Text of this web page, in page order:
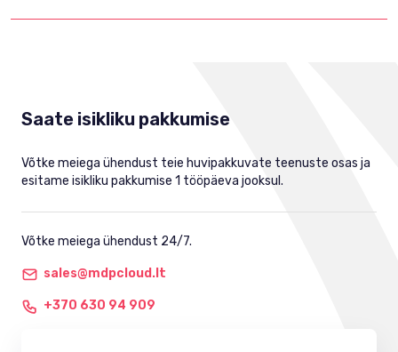
Saate isikliku pakkumise
Võtke meiega ühendust teie huvipakkuvate teenuste osas ja
esitame isikliku pakkumise 1 tööpäeva jooksul.
Võtke meiega ühendust 24/7.
sales@mdpcloud.lt
+370 630 94 909